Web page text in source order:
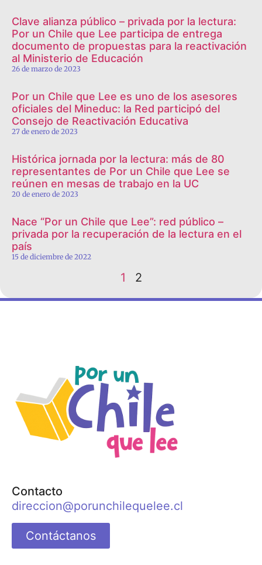
Clave alianza público – privada por la lectura:
Por un Chile que Lee participa de entrega
documento de propuestas para la reactivación
al Ministerio de Educación
26 de marzo de 2023
Por un Chile que Lee es uno de los asesores
oficiales del Mineduc: la Red participó del
Consejo de Reactivación Educativa
27 de enero de 2023
Histórica jornada por la lectura: más de 80
representantes de Por un Chile que Lee se
reúnen en mesas de trabajo en la UC
20 de enero de 2023
Nace “Por un Chile que Lee”: red público –
privada por la recuperación de la lectura en el
país
15 de diciembre de 2022
1 2
Contacto
direccion@porunchilequelee.cl
Contáctanos